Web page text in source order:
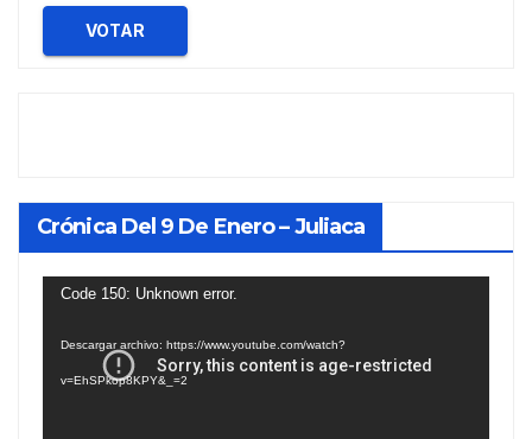
VOTAR
Crónica Del 9 De Enero – Juliaca
Reproductor
Code 150: Unknown error.
Descargar archivo: https://www.youtube.com/watch?
v=EhSPkop8KPY&_=2